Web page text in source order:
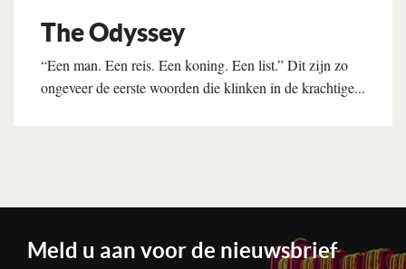
The Odyssey
“Een man. Een reis. Een koning. Een list.” Dit zijn zo
ongeveer de eerste woorden die klinken in de krachtige...
Meld u aan voor de nieuwsbrief